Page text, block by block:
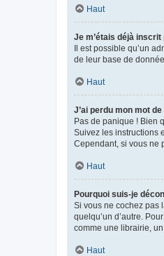
Haut
Je m’étais déjà
Il est possible qu’un
de leur base de
Haut
J’ai perdu mon mot
Pas de panique ! Bien
Suivez les instructions
Cependant, si vous ne
Haut
Pourquoi suis-je
Si vous ne cochez pas
quelqu’un d’autre.
comme une librairie,
Haut